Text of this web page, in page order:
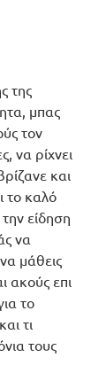
της
μπας
τον
να ρίχνει
και
το καλό
είδηση
να
μάθεις
ακούς επι
το
τι
τους